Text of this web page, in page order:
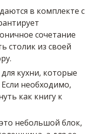
в комплекте с
сочетание
столик из своей
кухни, которые
необходимо,
как книгу к
небольшой блок,